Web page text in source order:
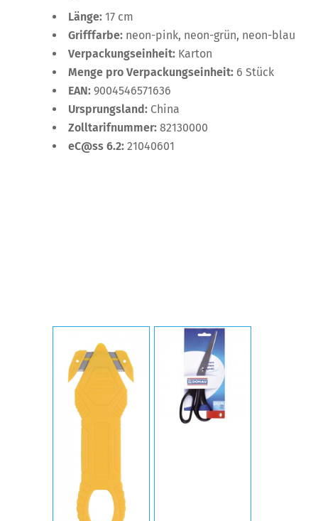
Länge: 17 cm
Grifffarbe: neon-pink, neon-grün, neon-blau
Verpackungseinheit: Karton
Menge pro Verpackungseinheit: 6 Stück
EAN: 9004546571636
Ursprungsland: China
Zolltarifnummer: 82130000
eC@ss 6.2: 21040601